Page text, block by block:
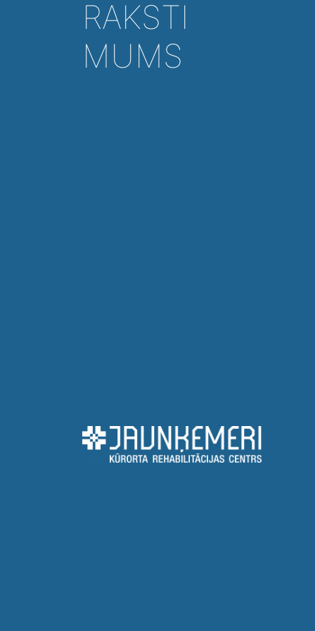
RAKSTI
MUMS